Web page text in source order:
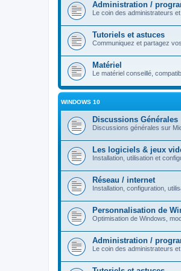
Administration /
Le coin des administrateurs
Tutoriels et astuces
Communiquez et partagez
Matériel
Le matériel conseillé,
WINDOWS 10
Discussions Générales
Discussions générales sur
Les logiciels & jeux
Installation, utilisation et
Réseau / internet
Installation, configuration,
Personnalisation de
Optimisation de Windows,
Administration /
Le coin des administrateurs